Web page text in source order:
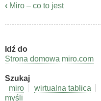
Odnośniki
nawigacji
Narzędzia
‹ Miro – co to jest
Idź do
Strona domowa miro.com
Szukaj
miro
wirtualna tablica
myśli